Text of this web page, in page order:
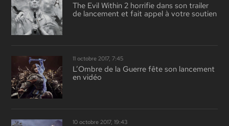
The Evil Within 2 horrifie dans son trailer
de lancement et fait appel à votre soutien
11 octobre 2017, 7:45
L’Ombre de la Guerre fête son lancement
en vidéo
10 octobre 2017, 19:43